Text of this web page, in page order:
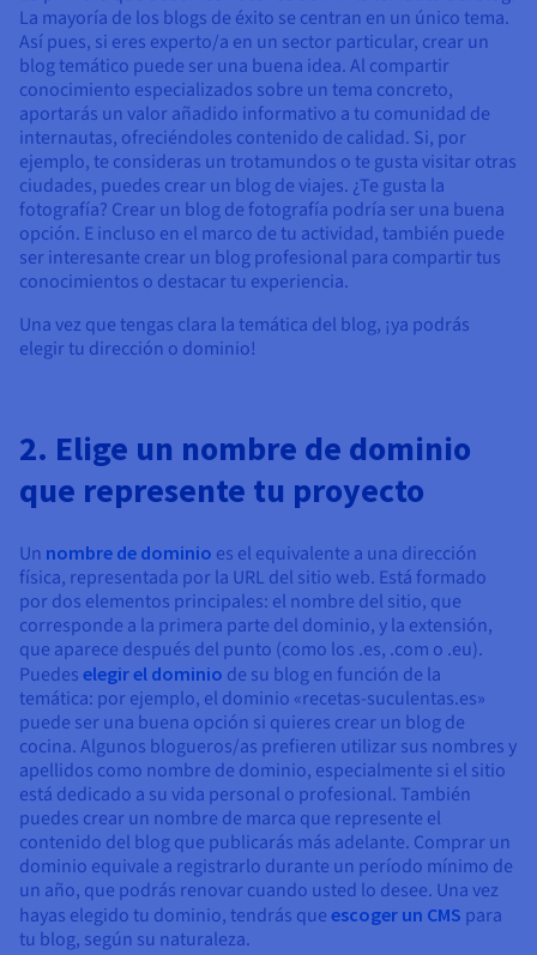
Precios
Disponibilidad por regiones
Documentación
Roadmap & Changelog
Observabilidad
Roadmap y Changelog
Roadmap & Changelog
Roadmap & Changelog
La mayoría de los blogs de éxito se centran en un único tema.
Así pues, si eres experto/a en un sector particular, crear un
blog temático puede ser una buena idea. Al compartir
conocimiento especializados sobre un tema concreto,
aportarás un valor añadido informativo a tu comunidad de
internautas, ofreciéndoles contenido de calidad. Si, por
ejemplo, te consideras un trotamundos o te gusta visitar otras
ciudades, puedes crear un blog de viajes. ¿Te gusta la
fotografía? Crear un blog de fotografía podría ser una buena
opción. E incluso en el marco de tu actividad, también puede
ser interesante crear un blog profesional para compartir tus
conocimientos o destacar tu experiencia.
Una vez que tengas clara la temática del blog, ¡ya podrás
elegir tu dirección o dominio!
2. Elige un nombre de dominio
que represente tu proyecto
Un nombre de dominio es el equivalente a una dirección
física, representada por la URL del sitio web. Está formado
por dos elementos principales: el nombre del sitio, que
corresponde a la primera parte del dominio, y la extensión,
que aparece después del punto (como los .es, .com o .eu).
Puedes elegir el dominio de su blog en función de la
temática: por ejemplo, el dominio «recetas-suculentas.es»
puede ser una buena opción si quieres crear un blog de
cocina. Algunos blogueros/as prefieren utilizar sus nombres y
apellidos como nombre de dominio, especialmente si el sitio
está dedicado a su vida personal o profesional. También
puedes crear un nombre de marca que represente el
contenido del blog que publicarás más adelante. Comprar un
dominio equivale a registrarlo durante un período mínimo de
un año, que podrás renovar cuando usted lo desee. Una vez
hayas elegido tu dominio, tendrás que escoger un CMS para
tu blog, según su naturaleza.